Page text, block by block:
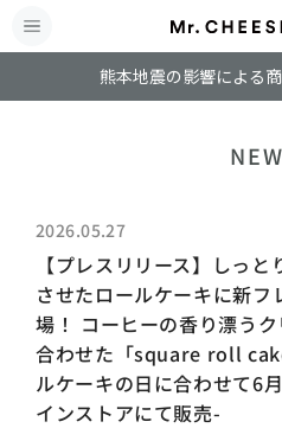
熊本地震の影響による
2026.05.27
【プレスリリース】しっ
させたロールケーキに新
場！ コーヒーの香り漂う
合わせた「square roll
ルケーキの日に合わせて6
インストアにて販売-